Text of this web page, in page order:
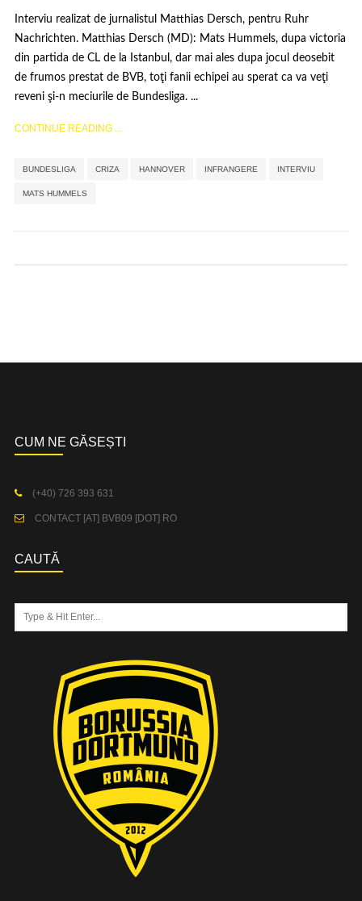
Interviu realizat de jurnalistul Matthias Dersch, pentru Ruhr
Nachrichten. Matthias Dersch (MD): Mats Hummels, dupa victoria
din partida de CL de la Istanbul, dar mai ales dupa jocul deosebit
de frumos prestat de BVB, toţi fanii echipei au sperat ca va veţi
reveni şi-n meciurile de Bundesliga. ...
CONTINUE READING ...
BUNDESLIGA CRIZA HANNOVER INFRANGERE INTERVIU
MATS HUMMELS
CUM NE GĂSEȘTI
(+40) 726 393 631
CONTACT [AT] BVB09 [DOT] RO
CAUTĂ